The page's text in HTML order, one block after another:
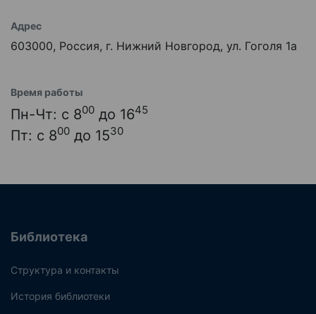
Адрес
603000, Россия, г. Нижний Новгород, ул. Гоголя 1а
Время работы
Пн-Чт: с 800 до 1645
Пт: с 800 до 1530
Библиотека
Структура и контакты
История библиотеки